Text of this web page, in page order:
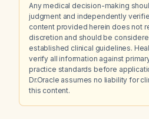
Any medical decision-making
judgment and independently
content provided herein does not
discretion and should be
established clinical guidelines.
verify all information against
practice standards before
Dr.Oracle assumes no liability for
this content.